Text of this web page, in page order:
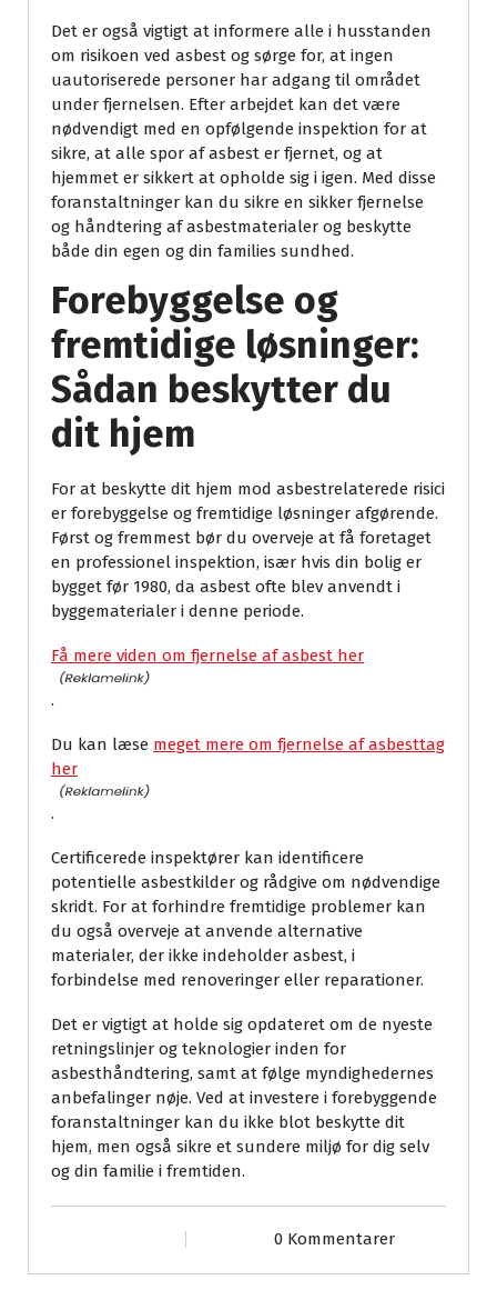
Det er også vigtigt at informere alle i husstanden
om risikoen ved asbest og sørge for, at ingen
uautoriserede personer har adgang til området
under fjernelsen. Efter arbejdet kan det være
nødvendigt med en opfølgende inspektion for at
sikre, at alle spor af asbest er fjernet, og at
hjemmet er sikkert at opholde sig i igen. Med disse
foranstaltninger kan du sikre en sikker fjernelse
og håndtering af asbestmaterialer og beskytte
både din egen og din families sundhed.
Forebyggelse og
fremtidige løsninger:
Sådan beskytter du
dit hjem
For at beskytte dit hjem mod asbestrelaterede risici
er forebyggelse og fremtidige løsninger afgørende.
Først og fremmest bør du overveje at få foretaget
en professionel inspektion, især hvis din bolig er
bygget før 1980, da asbest ofte blev anvendt i
byggematerialer i denne periode.
Få mere viden om fjernelse af asbest her
.
Du kan læse meget mere om fjernelse af asbesttag
her
.
Certificerede inspektører kan identificere
potentielle asbestkilder og rådgive om nødvendige
skridt. For at forhindre fremtidige problemer kan
du også overveje at anvende alternative
materialer, der ikke indeholder asbest, i
forbindelse med renoveringer eller reparationer.
Det er vigtigt at holde sig opdateret om de nyeste
retningslinjer og teknologier inden for
asbesthåndtering, samt at følge myndighedernes
anbefalinger nøje. Ved at investere i forebyggende
foranstaltninger kan du ikke blot beskytte dit
hjem, men også sikre et sundere miljø for dig selv
og din familie i fremtiden.
0 Kommentarer